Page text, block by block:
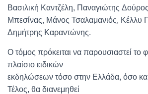
Βασιλική Καντζέλη, Παναγιώτης
Μπεσίνας, Μάνος Τσαλαμανιός, Κέλλυ
Δημήτρης Καραντώνης.
Ο τόμος πρόκειται να παρουσιαστεί το
πλαίσιο ειδικών
εκδηλώσεων τόσο στην Ελλάδα, όσο
Τέλος, θα διανεμηθεί